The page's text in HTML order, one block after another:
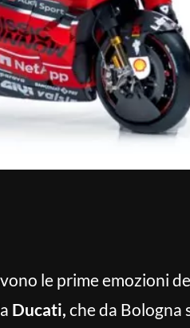
le prime emozioni
Ducati, che da Bologna